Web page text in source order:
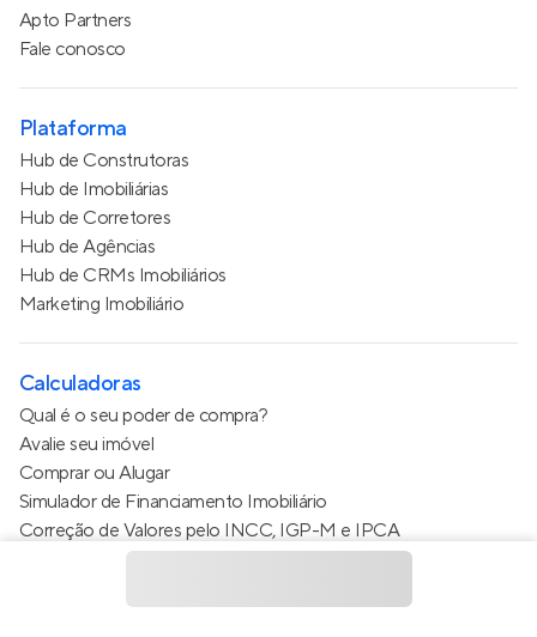
Apto Partners
Fale conosco
Plataforma
Hub de Construtoras
Hub de Imobiliárias
Hub de Corretores
Hub de Agências
Hub de CRMs Imobiliários
Marketing Imobiliário
Calculadoras
Qual é o seu poder de compra?
Avalie seu imóvel
Comprar ou Alugar
Simulador de Financiamento Imobiliário
Correção de Valores pelo INCC, IGP-M e IPCA
Estimativa de valor do condomínio